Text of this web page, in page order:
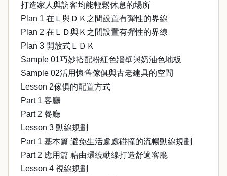
打造家人與訪客均能輕鬆休息的場所
Plan 1 在Ｌ與ＤＫ之間設置有彈性的界線
Plan 2 在ＬＤ與Ｋ之間設置有彈性的界線
Plan 3 開放式ＬＤＫ
Sample 01巧妙搭配粉紅色牆壁與奶油色地板
Sample 02活用懷舊傢俱與古老建具的空間
Lesson 2傢俱的配置方式
Part 1 客廳
Part 2 餐廳
Lesson 3 動線規劃
Part 1 基本篇 避免生活處處碰撞的流暢動線規劃
Part 2 應用篇 藉由環繞動線打造舒適客廳
Lesson 4 視線規劃